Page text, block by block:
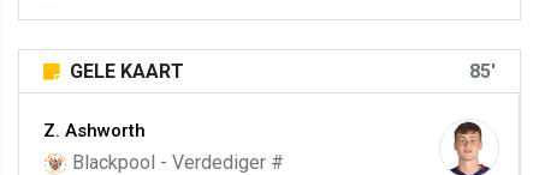
GELE KAART 85'
Z. Ashworth
Blackpool - Verdediger #